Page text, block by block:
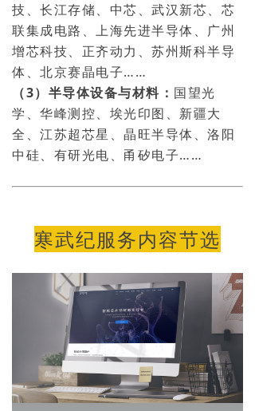
技、长江存储、中芯、武汉新芯、芯
联集成电路、上海先进半导体、广州
增芯科技、正齐动力、苏州斯科半导
体、北京赛晶电子……
（3）半导体设备与材料： 国望光
学、华峰测控、埃光印图、新疆大
全、江苏超芯星、晶旺半导体、洛阳
中硅、有研光电、甬矽电子……
寒武纪服务内容节选